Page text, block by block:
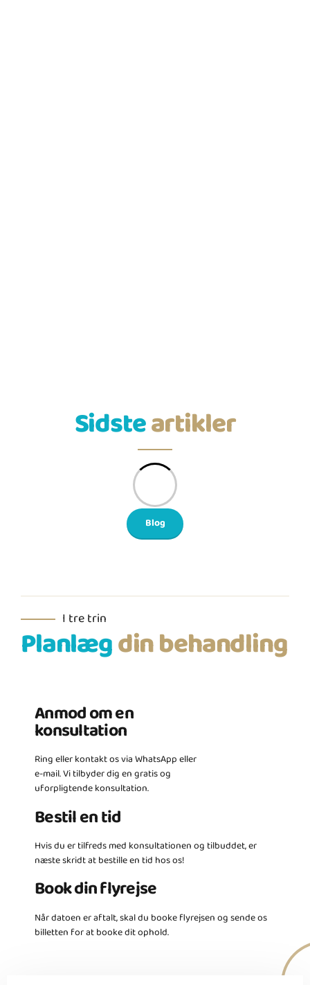
Sidsteartikler
Blog
I tre trin
Planlægdin behandling
Anmod om en
konsultation
Ring eller kontakt os via WhatsApp eller
e-mail. Vi tilbyder dig en gratis og
uforpligtende konsultation.
Bestil en tid
Hvis du er tilfreds med konsultationen og tilbuddet, er
næste skridt at bestille en tid hos os!
Book din flyrejse
Når datoen er aftalt, skal du booke flyrejsen og sende os
billetten for at booke dit ophold.